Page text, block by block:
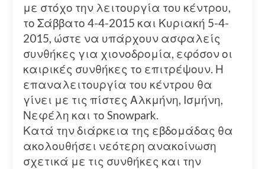
με στόχο την λειτουργία του κέντρου,
το Σάββατο 4-4-2015 και Κυριακή 5-4-
2015, ώστε να υπάρχουν ασφαλείς
συνθήκες για χιονοδρομία, εφόσον οι
καιρικές συνθήκες το επιτρέψουν. Η
επαναλειτουργία του κέντρου θα
γίνει με τις πίστες Αλκμήνη, Ισμήνη,
Νεφέλη και το Snowpark.
Κατά την διάρκεια της εβδομάδας θα
ακολουθήσει νεότερη ανακοίνωση
σχετικά με τις συνθήκες και την